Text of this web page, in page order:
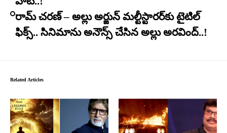
రామ్ చరణ్ – అల్లు అర్జున్ మల్టీస్టారర్​కు టైటిల్
ఫిక్స్.. సినిమాను అనౌన్స్ చేసిన అల్లు అరవింద్..!
Related Articles